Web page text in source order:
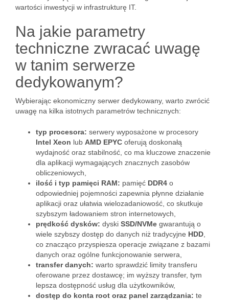
wartości inwestycji w infrastrukturę IT.
Na jakie parametry
techniczne zwracać uwagę
w tanim serwerze
dedykowanym?
Wybierając ekonomiczny serwer dedykowany, warto zwrócić
uwagę na kilka istotnych parametrów technicznych:
typ procesora: serwery wyposażone w procesory
Intel Xeon lub AMD EPYC oferują doskonałą
wydajność oraz stabilność, co ma kluczowe znaczenie
dla aplikacji wymagających znacznych zasobów
obliczeniowych,
ilość i typ pamięci RAM: pamięć DDR4 o
odpowiedniej pojemności zapewnia płynne działanie
aplikacji oraz ułatwia wielozadaniowość, co skutkuje
szybszym ładowaniem stron internetowych,
prędkość dysków: dyski SSD/NVMe gwarantują o
wiele szybszy dostęp do danych niż tradycyjne HDD
co znacząco przyspiesza operacje związane z bazami
danych oraz ogólne funkcjonowanie serwera,
transfer danych: warto sprawdzić limity transferu
oferowane przez dostawcę; im wyższy transfer, tym
lepsza dostępność usług dla użytkowników,
dostęp do konta root oraz panel zarządzania: te